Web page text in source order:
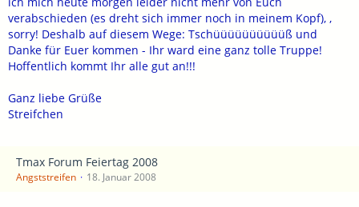
verabschieden (es dreht sich immer noch in meinem Kopf), ,
sorry! Deshalb auf diesem Wege: Tschüüüüüüüüüüß und
Danke für Euer kommen - Ihr ward eine ganz tolle Truppe!
Hoffentlich kommt Ihr alle gut an!!!
Ganz liebe Grüße
Streifchen
Tmax Forum Feiertag 2008
Angststreifen 18. Januar 2008